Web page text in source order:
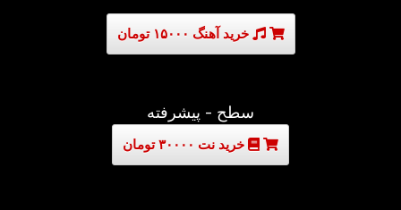
خرید آهنگ ۱۵۰۰۰ تومان
سطح - پیشرفته
خرید نت ۳۰۰۰۰ تومان